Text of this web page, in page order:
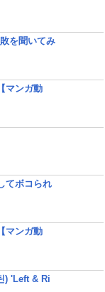
を聞いてみ
マンガ動
てボコられ
マンガ動
) 'Left & Ri